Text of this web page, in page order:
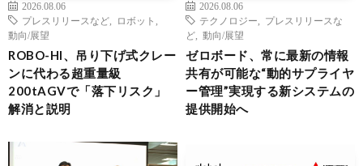
2026.08.06
プレスリリースなど
ロボット
動向/展望
ROBO-HI、吊り下げ式クレー
ンに代わる超重量級
200tAGVで「落下リスク」
解消と説明
2026.08.06
テクノロジー
プレスリリースな
ど
動向/展望
ゼロボード、常に最新の情報
共有が可能な“動的サプライヤ
ー管理”実現する新システムの
提供開始へ